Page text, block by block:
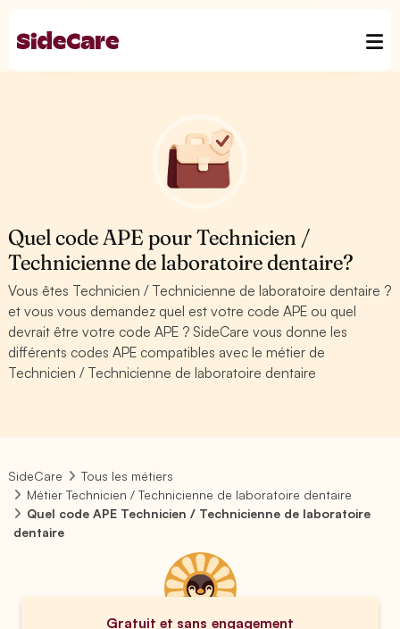
Quel code APE pour Technicien /
Technicienne de laboratoire dentaire?
Vous êtes Technicien / Technicienne de laboratoire dentaire ?
et vous vous demandez quel est votre code APE ou quel
devrait être votre code APE ? SideCare vous donne les
différents codes APE compatibles avec le métier de
Technicien / Technicienne de laboratoire dentaire
SideCare
Tous les métiers
Métier Technicien / Technicienne de laboratoire dentaire
Quel code APE Technicien / Technicienne de laboratoire
dentaire
Gratuit et sans engagement